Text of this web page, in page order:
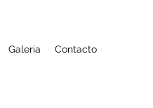
Galeria Contacto